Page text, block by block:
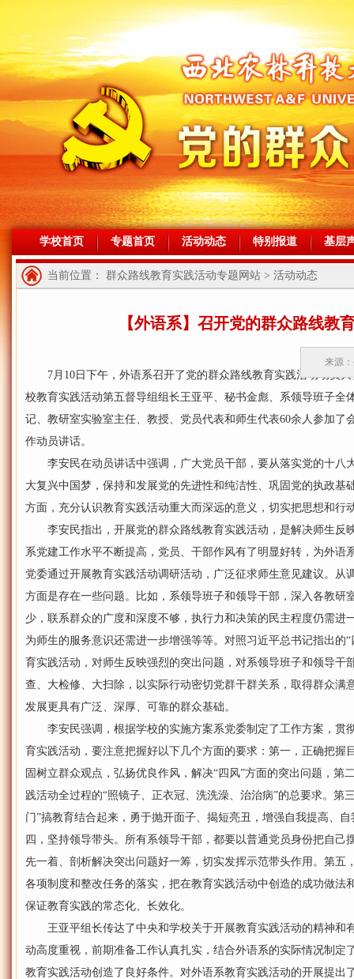
学校首页 专题首页 活动动态 特别报道 基层
当前位置： 群众路线教育实践活动专题网站 > 活动动态
【外语系】召开党的群众路线教
来源
7月10日下午，外语系召开了党的群众路线教育实践活动动员大
校教育实践活动第五督导组组长王亚平、秘书金彪、系领导班子全
记、教研室实验室主任、教授、党员代表和师生代表60余人参加了
作动员讲话。
李安民在动员讲话中强调，广大党员干部，要从落实党的十八
大复兴中国梦，保持和发展党的先进性和纯洁性、巩固党的执政基
方面，充分认识教育实践活动重大而深远的意义，切实把思想和行
李安民指出，开展党的群众路线教育实践活动，是解决师生反
系党建工作水平不断提高，党员、干部作风有了明显好转，为外语
党委通过开展教育实践活动调研活动，广泛征求师生意见建议。从
方面是存在一些问题。比如，系领导班子和领导干部，深入各教研
少，联系群众的广度和深度不够，执行力和决策的民主程度仍需进
为师生的服务意识还需进一步增强等等。对照习近平总书记指出的
育实践活动，对师生反映强烈的突出问题，对系领导班子和领导干
查、大检修、大扫除，以实际行动密切党群干群关系，取得群众满
发展更具有广泛、深厚、可靠的群众基础。
李安民强调，根据学校的实施方案系党委制定了工作方案，贯
育实践活动，要注意把握好以下几个方面的要求：第一，正确把握
固树立群众观点，弘扬优良作风，解决“四风”方面的突出问题，第
践活动全过程的“照镜子、正衣冠、洗洗澡、治治病”的总要求。第
门”搞教育结合起来，勇于抛开面子、揭短亮丑，增强自我提高、
四，坚持领导带头。所有系领导干部，都要以普通党员身份把自己
先一着、剖析解决突出问题好一筹，切实发挥示范带头作用。第五
各项制度和整改任务的落实，把在教育实践活动中创造的成功做法
保证教育实践的常态化、长效化。
王亚平组长传达了中央和学校关于开展教育实践活动的精神和
动高度重视，前期准备工作认真扎实，结合外语系的实际情况制定
教育实践活动创造了良好条件。对外语系教育实践活动的开展提出